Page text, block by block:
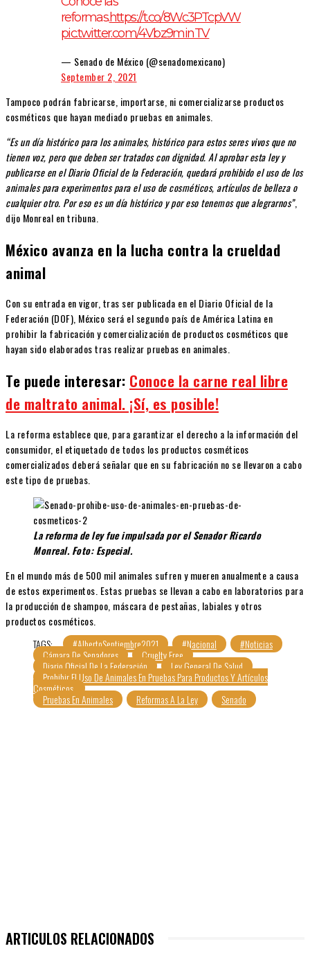
reformas.https://t.co/8Wc3PTcpVW
pic.twitter.com/4Vbz9minTV
— Senado de México (@senadomexicano)
September 2, 2021
Tampoco podrán fabricarse, importarse, ni comercializarse productos
cosméticos que hayan mediado pruebas en animales.
“Es un día histórico para los animales, histórico para estos seres vivos que no
tienen voz, pero que deben ser tratados con dignidad. Al aprobar esta ley y
publicarse en el Diario Oficial de la Federación, quedará prohibido el uso de los
animales para experimentos para el uso de cosméticos, artículos de belleza o
cualquier otro. Por eso es un día histórico y por eso tenemos que alegrarnos”,
dijo Monreal en tribuna.
México avanza en la lucha contra la crueldad
animal
Con su entrada en vigor, tras ser publicada en el Diario Oficial de la
Federación (DOF), México será el segundo país de América Latina en
prohibir la fabricación y comercialización de productos cosméticos que
hayan sido elaborados tras realizar pruebas en animales.
Te puede interesar: Conoce la carne real libre
de maltrato animal. ¡Sí, es posible!
La reforma establece que, para garantizar el derecho a la información del
consumidor, el etiquetado de todos los productos cosméticos
comercializados deberá señalar que en su fabricación no se llevaron a cabo
este tipo de pruebas.
La reforma de ley fue impulsada por el Senador Ricardo
Monreal. Foto: Especial.
En el mundo más de 500 mil animales sufren y mueren anualmente a causa
de estos experimentos. Estas pruebas se llevan a cabo en laboratorios para
la producción de shampoo, máscara de pestañas, labiales y otros
productos cosméticos.
TAGS:
#AlbertoSeptiembre2021 #Nacional #Noticias
Cámara De Senadores Cruelty Free
Diario Oficial De La Federación Ley General De Salud
Prohibir El Uso De Animales En Pruebas Para Productos Y Artículos
Cosméticos.
Pruebas En Animales Reformas A La Ley Senado
ARTICULOS RELACIONADOS